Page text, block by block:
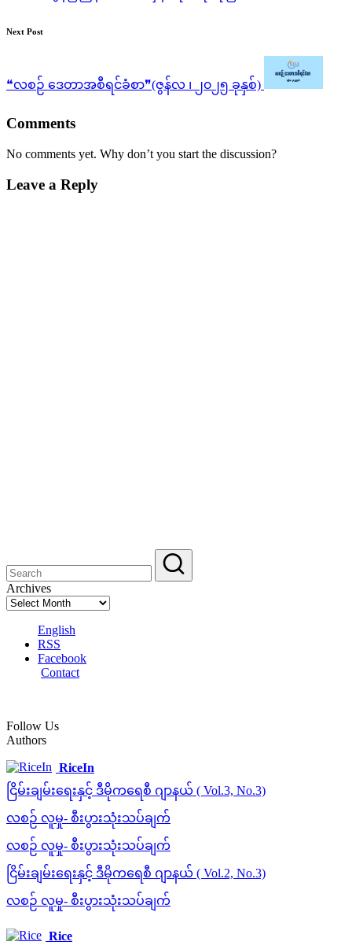
Next Post
❝လစဉ် ဒေတာအစီရင်ခံစာ❞(ဇွန်လ ၊ ၂၀၂၅ ခုနှစ်)
Comments
No comments yet. Why don’t you start the discussion?
Leave a Reply
Archives
English
RSS
Facebook
Contact
Follow Us
Authors
RiceIn
ငြိမ်းချမ်းရေးနှင့် ဒီမိုကရေစီ ဂျာနယ် ( Vol.3, No.3)
လစဉ် လူမှု- စီးပွားသုံးသပ်ချက်
လစဉ် လူမှု- စီးပွားသုံးသပ်ချက်
ငြိမ်းချမ်းရေးနှင့် ဒီမိုကရေစီ ဂျာနယ် ( Vol.2, No.3)
လစဉ် လူမှု- စီးပွားသုံးသပ်ချက်
Rice